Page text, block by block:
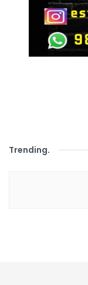
Trending.